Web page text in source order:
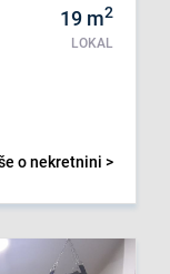
19 m2
LOKAL
o nekretnini >